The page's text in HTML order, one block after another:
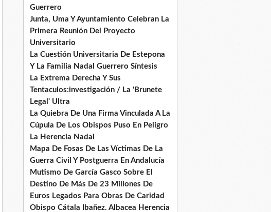
Guerrero
Junta, Uma Y Ayuntamiento Celebran La
Primera Reunión Del Proyecto
Universitario
La Cuestión Universitaria De Estepona
Y La Familia Nadal Guerrero Síntesis
La Extrema Derecha Y Sus
Tentaculos:investigación / La 'Brunete
Legal' Ultra
La Quiebra De Una Firma Vinculada A La
Cúpula De Los Obispos Puso En Peligro
La Herencia Nadal
Mapa De Fosas De Las Víctimas De La
Guerra Civil Y Postguerra En Andalucía
Mutismo De García Gasco Sobre El
Destino De Más De 23 Millones De
Euros Legados Para Obras De Caridad
Obispo Cátala Ibañez. Albacea Herencia